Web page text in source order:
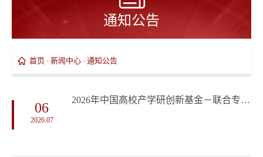
通知公告
首页 - 新闻中心 - 通知公告
06
2026.07
2026年中国高校产学研创新基金－联合专项（八期）申请指南